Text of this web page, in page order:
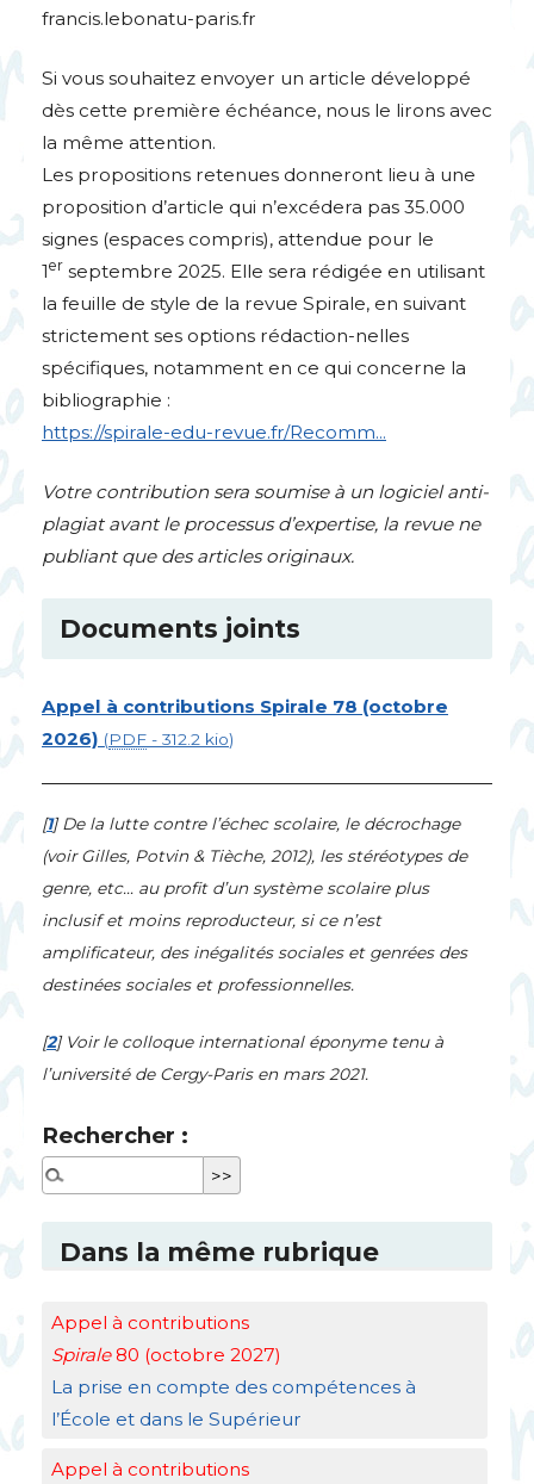
francis.lebonatu-paris.fr
Si vous souhaitez envoyer un article développé
dès cette première échéance, nous le lirons avec
la même attention.
Les propositions retenues donneront lieu à une
proposition d’article qui n’excédera pas 35.000
signes (espaces compris), attendue pour le
1er septembre 2025. Elle sera rédigée en utilisant
la feuille de style de la revue Spirale, en suivant
strictement ses options rédaction-nelles
spécifiques, notamment en ce qui concerne la
bibliographie :
https://spirale-edu-revue.fr/Recomm...
Votre contribution sera soumise à un logiciel anti-
plagiat avant le processus d’expertise, la revue ne
publiant que des articles originaux.
Documents joints
Appel à contributions Spirale 78 (octobre
2026) (PDF - 312.2 kio)
[1]De la lutte contre l’échec scolaire, le décrochage
(voir Gilles, Potvin & Tièche, 2012), les stéréotypes de
genre, etc… au profit d’un système scolaire plus
inclusif et moins reproducteur, si ce n’est
amplificateur, des inégalités sociales et genrées des
destinées sociales et professionnelles.
[2] Voir le colloque international éponyme tenu à
l’université de Cergy-Paris en mars 2021.
Rechercher :
Dans la même rubrique
Appel à contributions
Spirale80 (octobre 2027)
La prise en compte des compétences à
l’École et dans le Supérieur
Appel à contributions